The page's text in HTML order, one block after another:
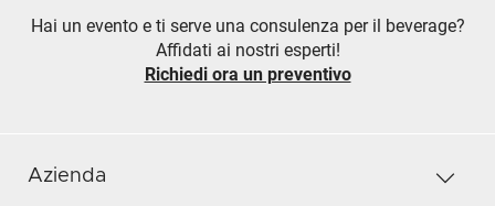
Hai un evento e ti serve una consulenza per il beverage?
Affidati ai nostri esperti!
Richiedi ora un preventivo
Azienda